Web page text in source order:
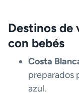
Destinos de
con bebés
Costa
preparados
azul.